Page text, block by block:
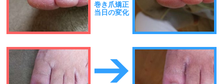
巻き爪矯正
当日の変化